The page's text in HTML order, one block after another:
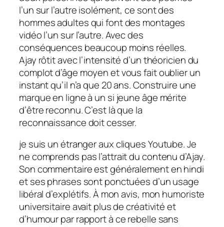
l’un sur l’autre isolément, ce sont des
hommes adultes qui font des montages
vidéo l’un sur l’autre. Avec des
conséquences beaucoup moins réelles.
Ajay rôtit avec l’intensité d’un théoricien du
complot d’âge moyen et vous fait oublier un
instant qu’il n’a que 20 ans. Construire une
marque en ligne à un si jeune âge mérite
d’être reconnu. C’est là que la
reconnaissance doit cesser.
je suis un étranger aux cliques Youtube. Je
ne comprends pas l’attrait du contenu d’Ajay.
Son commentaire est généralement en hindi
et ses phrases sont ponctuées d’un usage
libéral d’explétifs. À mon avis, mon humoriste
universitaire avait plus de créativité et
d’humour par rapport à ce rebelle sans